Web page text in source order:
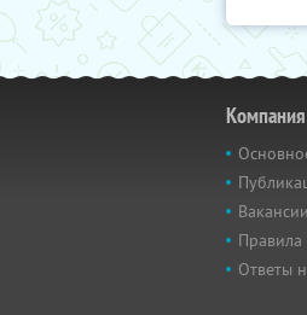
Компания
Вакансии
Правила
Ответы